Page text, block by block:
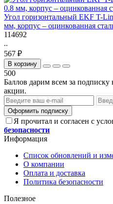
Угол горизонтальный EKF T-
мм, корпус – оцинкованная
114692
..
567 ₽
В корзину
500
Баллов дарим всем за
акции.
Оформить подписку
Я прочитал и согласен с
безопасности
Информация
Список обновлений и
О компании
Оплата и доставка
Политика безопасности
Полезное